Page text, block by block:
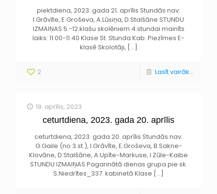
piektdiena, 2023. gada 21. aprīlis Stundās nav:
I.Grāvīte, E.Groševa, A.Lūsiņa, D.Stalšāne STUNDU
IZMAIŅAS 5.-12.klašu skolēniem 4.stundai mainīts
laiks: 11.00-11.40 Klase St. Stunda Kab. Piezīmes E-
klasē Skolotāji, […]
2 Lasīt vairāk...
19. aprīlis, 2023
ceturtdiena, 2023. gada 20. aprīlis
ceturtdiena, 2023. gada 20. aprīlis Stundās nav:
G.Gaile (no 3.st.), I.Grāvīte, E.Groševa, B.Sakne-
Klovāne, D.Stalšāne, A.Upīte-Markuse, I.Zūle-Kaibe
STUNDU IZMAIŅAS Pagarinātā dienas grupa pie sk.
S.Niedrītes_337. kabinetā Klase […]